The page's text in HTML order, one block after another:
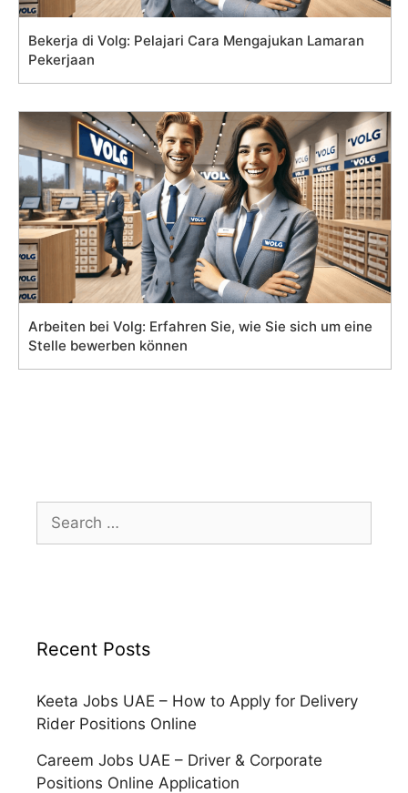
Bekerja di Volg: Pelajari Cara Mengajukan Lamaran
Pekerjaan
Arbeiten bei Volg: Erfahren Sie, wie Sie sich um eine
Stelle bewerben können
for:
Recent Posts
Keeta Jobs UAE – How to Apply for Delivery
Rider Positions Online
Careem Jobs UAE – Driver & Corporate
Positions Online Application